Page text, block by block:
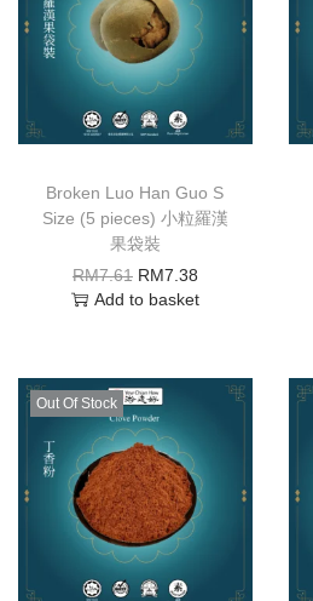
Broken Luo Han Guo S
Size (5 pieces) 小粒羅漢
果袋裝
RM7.61 RM7.38
Add to basket
Out Of Stock